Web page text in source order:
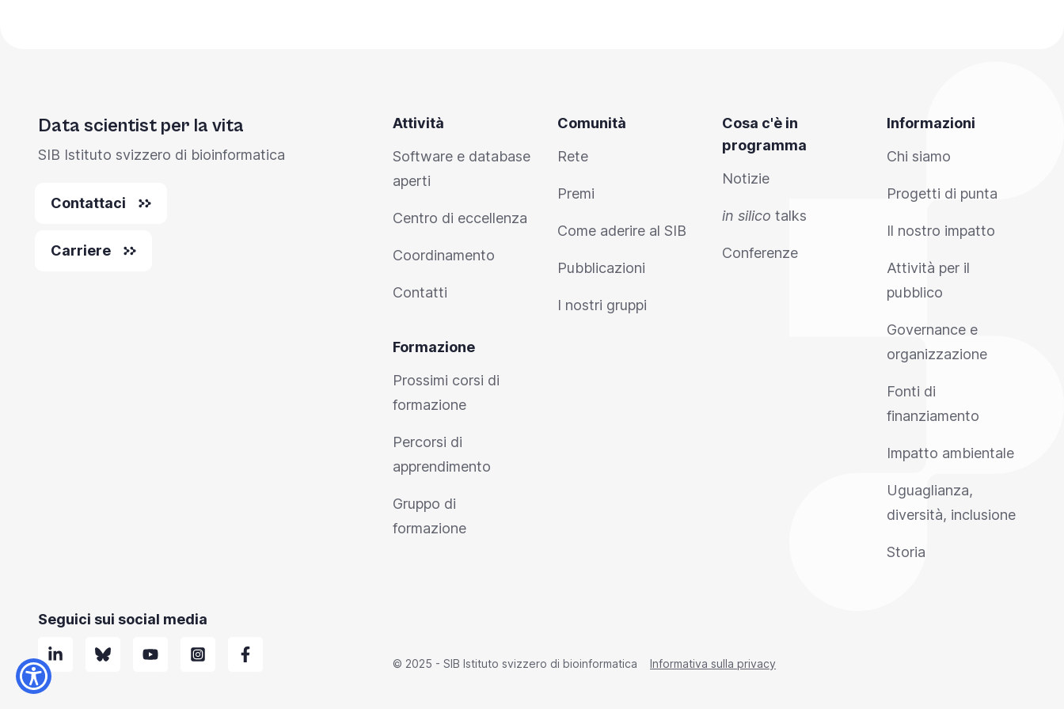
contenuto.
Data scientist per la vita
SIB Istituto svizzero di bioinformatica
Contattaci
Carriere
Attività
Software e database
aperti
Centro di eccellenza
Coordinamento
Contatti
Formazione
Prossimi corsi di
formazione
Percorsi di
apprendimento
Gruppo di
formazione
Comunità
Rete
Premi
Come aderire al SIB
Pubblicazioni
I nostri gruppi
Cosa c'è in
programma
Notizie
in silico talks
Conferenze
Informazioni
Chi siamo
Progetti di punta
Il nostro impatto
Attività per il
pubblico
Governance e
organizzazione
Fonti di
finanziamento
Impatto ambientale
Uguaglianza,
diversità, inclusione
Storia
Seguici sui social media
© 2025 - SIB Istituto svizzero di bioinformatica Informativa sulla privacy